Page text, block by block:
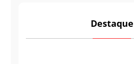
Destaque